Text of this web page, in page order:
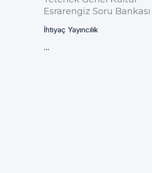
Esrarengiz Soru Bankası
İhtiyaç Yayıncılık
...